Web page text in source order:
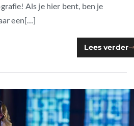
Als je hier bent, ben je
een[…]
Lees verder